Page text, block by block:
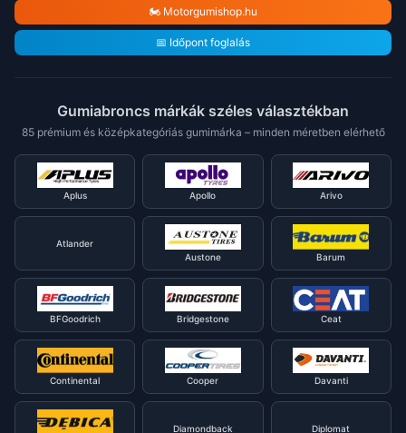
🏍️ Motorgumishop.hu
📅 Időpont foglalás
Gumiabroncs márkák széles választékban
85 prémium és középkategóriás gumimárka – minden méretben elérhető
Aplus Apollo Arivo
Atlander
Austone
Barum
BFGoodrich Bridgestone Ceat
Continental Cooper Davanti
Diamondback Diplomat